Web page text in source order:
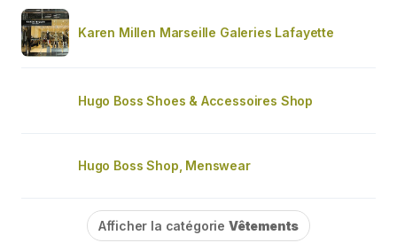
Karen Millen Marseille Galeries Lafayette
Hugo Boss Shoes & Accessoires Shop
Hugo Boss Shop, Menswear
Afficher la catégorie Vêtements